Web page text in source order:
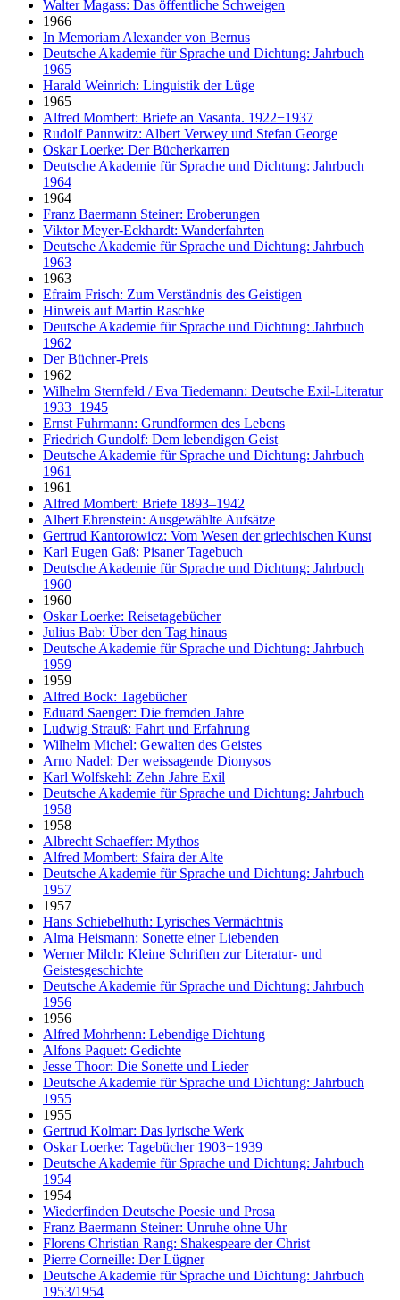
Walter Magass: Das öffentliche Schweigen
1966
In Memoriam Alexander von Bernus
Deutsche Akademie für Sprache und Dichtung: Jahrbuch
1965
Harald Weinrich: Linguistik der Lüge
1965
Alfred Mombert: Briefe an Vasanta. 1922−1937
Rudolf Pannwitz: Albert Verwey und Stefan George
Oskar Loerke: Der Bücherkarren
Deutsche Akademie für Sprache und Dichtung: Jahrbuch
1964
1964
Franz Baermann Steiner: Eroberungen
Viktor Meyer-Eckhardt: Wanderfahrten
Deutsche Akademie für Sprache und Dichtung: Jahrbuch
1963
1963
Efraim Frisch: Zum Verständnis des Geistigen
Hinweis auf Martin Raschke
Deutsche Akademie für Sprache und Dichtung: Jahrbuch
1962
Der Büchner-Preis
1962
Wilhelm Sternfeld / Eva Tiedemann: Deutsche Exil-Literatur
1933−1945
Ernst Fuhrmann: Grundformen des Lebens
Friedrich Gundolf: Dem lebendigen Geist
Deutsche Akademie für Sprache und Dichtung: Jahrbuch
1961
1961
Alfred Mombert: Briefe 1893–1942
Albert Ehrenstein: Ausgewählte Aufsätze
Gertrud Kantorowicz: Vom Wesen der griechischen Kunst
Karl Eugen Gaß: Pisaner Tagebuch
Deutsche Akademie für Sprache und Dichtung: Jahrbuch
1960
1960
Oskar Loerke: Reisetagebücher
Julius Bab: Über den Tag hinaus
Deutsche Akademie für Sprache und Dichtung: Jahrbuch
1959
1959
Alfred Bock: Tagebücher
Eduard Saenger: Die fremden Jahre
Ludwig Strauß: Fahrt und Erfahrung
Wilhelm Michel: Gewalten des Geistes
Arno Nadel: Der weissagende Dionysos
Karl Wolfskehl: Zehn Jahre Exil
Deutsche Akademie für Sprache und Dichtung: Jahrbuch
1958
1958
Albrecht Schaeffer: Mythos
Alfred Mombert: Sfaira der Alte
Deutsche Akademie für Sprache und Dichtung: Jahrbuch
1957
1957
Hans Schiebelhuth: Lyrisches Vermächtnis
Alma Heismann: Sonette einer Liebenden
Werner Milch: Kleine Schriften zur Literatur- und
Geistesgeschichte
Deutsche Akademie für Sprache und Dichtung: Jahrbuch
1956
1956
Alfred Mohrhenn: Lebendige Dichtung
Alfons Paquet: Gedichte
Jesse Thoor: Die Sonette und Lieder
Deutsche Akademie für Sprache und Dichtung: Jahrbuch
1955
1955
Gertrud Kolmar: Das lyrische Werk
Oskar Loerke: Tagebücher 1903−1939
Deutsche Akademie für Sprache und Dichtung: Jahrbuch
1954
1954
Wiederfinden Deutsche Poesie und Prosa
Franz Baermann Steiner: Unruhe ohne Uhr
Florens Christian Rang: Shakespeare der Christ
Pierre Corneille: Der Lügner
Deutsche Akademie für Sprache und Dichtung: Jahrbuch
1953/1954